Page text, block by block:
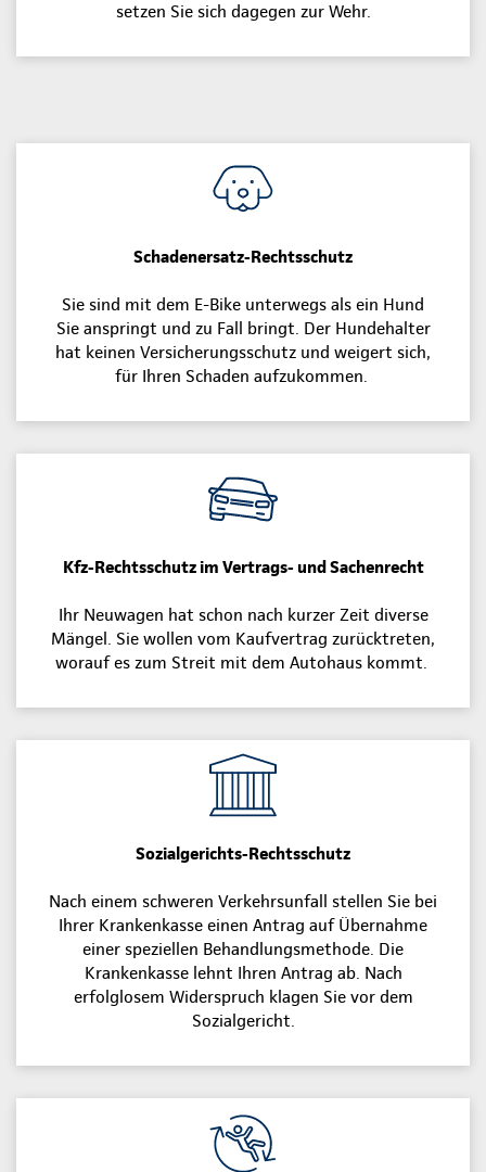
setzen Sie sich dagegen zur Wehr.
Schadenersatz-Rechtsschutz
Sie sind mit dem E-Bike unterwegs als ein Hund
Sie anspringt und zu Fall bringt. Der Hundehalter
hat keinen Versicherungsschutz und weigert sich,
für Ihren Schaden aufzukommen.
Kfz-Rechtsschutz im Vertrags- und Sachenrecht
Ihr Neuwagen hat schon nach kurzer Zeit diverse
Mängel. Sie wollen vom Kaufvertrag zurücktreten,
worauf es zum Streit mit dem Autohaus kommt.
Sozialgerichts-Rechtsschutz
Nach einem schweren Verkehrsunfall stellen Sie bei
Ihrer Krankenkasse einen Antrag auf Übernahme
einer speziellen Behandlungsmethode. Die
Krankenkasse lehnt Ihren Antrag ab. Nach
erfolglosem Widerspruch klagen Sie vor dem
Sozialgericht.